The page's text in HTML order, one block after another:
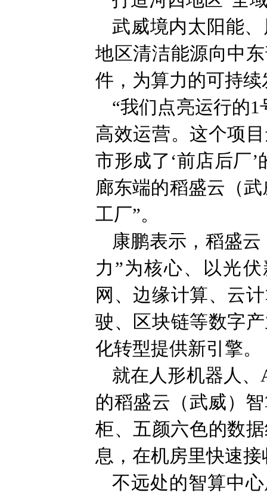
武威境内太阳能
地区清洁能源向中
件，为算力的可持
“我们点亮运行的
高效运营。这个项
市形成了‘前店后厂
廊东端的稻盛云（
工厂”。
康鹏表示，稻盛
力”为核心、以光
网、边缘计算、云
驶、区块链等数字
化转型提供新引擎。
就在人形机器人
的稻盛云（武威）
柜、五颜六色的数
息，在机房里快速
不远处的智算中